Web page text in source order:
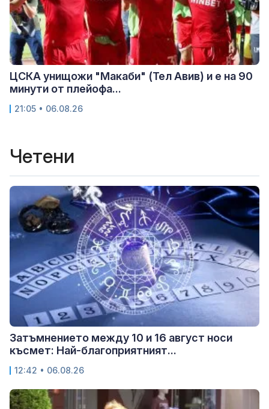
ЦСКА унищожи "Макаби" (Тел Авив) и е на 90
минути от плейофа...
21:05 • 06.08.26
Четени
Затъмнението между 10 и 16 август носи
късмет: Най-благоприятният...
12:42 • 06.08.26